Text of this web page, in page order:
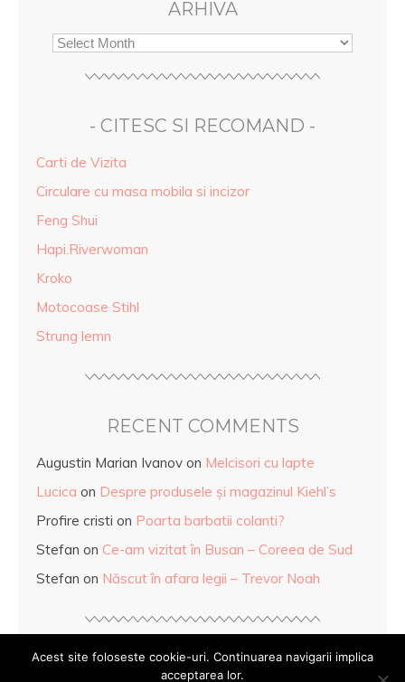
ARHIVA
- CITESC SI RECOMAND -
Carti de Vizita
Circulare cu masa mobila si incizor
Feng Shui
Hapi.Riverwoman
Kroko
Motocoase Stihl
Strung lemn
RECENT COMMENTS
Augustin Marian Ivanov on Melcisori cu lapte
Lucica on Despre produsele și magazinul Kiehl’s
Profire cristi on Poarta barbatii colanti?
Stefan on Ce-am vizitat în Busan – Coreea de Sud
Stefan on Născut în afara legii – Trevor Noah
Acest site foloseste cookie-uri. Continuarea navigarii implica
acceptarea lor.